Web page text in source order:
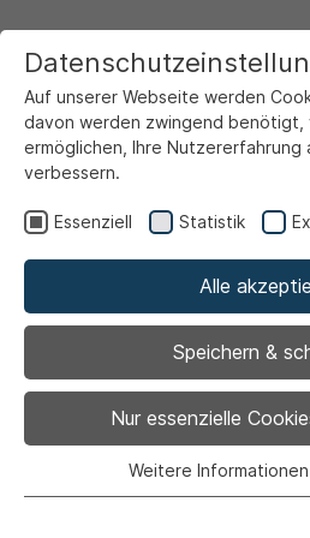
Auf unserer Webseite werden
davon werden zwingend benötigt,
ermöglichen, Ihre Nutzererfahrung
verbessern.
Essenziell Statistik
Alle
Speichern &
Nur essenzielle
Essenzielle Cookies werden für
Weitere